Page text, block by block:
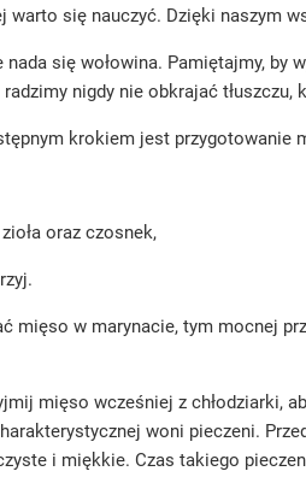
warto się nauczyć. Dzięki naszym
się wołowina. Pamiętajmy, by
nigdy nie obkrajać tłuszczu,
krokiem jest
oraz czosnek,
mięso w marynacie, tym mocnej
mięso wcześniej z chłodziarki,
woni pieczeni.
i miękkie. Czas takiego